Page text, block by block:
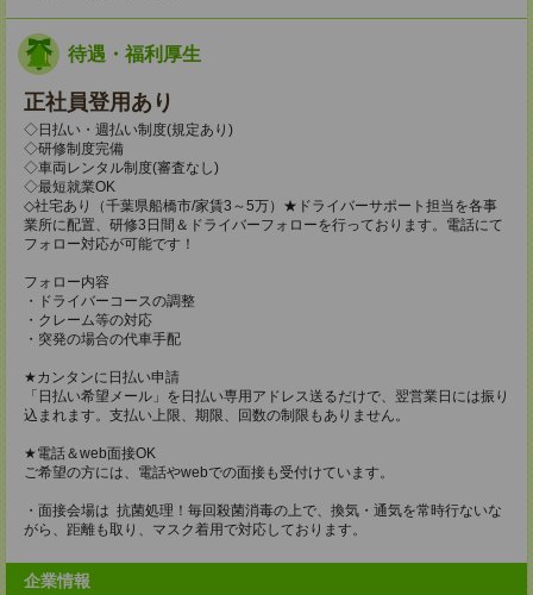
待遇・福利厚生
正社員登用あり
◇日払い・週払い制度(規定あり)
◇研修制度完備
◇車両レンタル制度(審査なし)
◇最短就業OK
◇社宅あり（千葉県船橋市/家賃3～5万）★ドライバーサポート担当を各事
業所に配置、研修3日間＆ドライバーフォローを行っております。電話にて
フォロー対応が可能です！
フォロー内容
・ドライバーコースの調整
・クレーム等の対応
・突発の場合の代車手配
★カンタンに日払い申請
「日払い希望メール」を日払い専用アドレス送るだけで、翌営業日には振り
込まれます。支払い上限、期限、回数の制限もありません。
★電話＆web面接OK
ご希望の方には、電話やwebでの面接も受付けています。
・面接会場は 抗菌処理！毎回殺菌消毒の上で、換気・通気を常時行ないな
がら、距離も取り、マスク着用で対応しております。
企業情報